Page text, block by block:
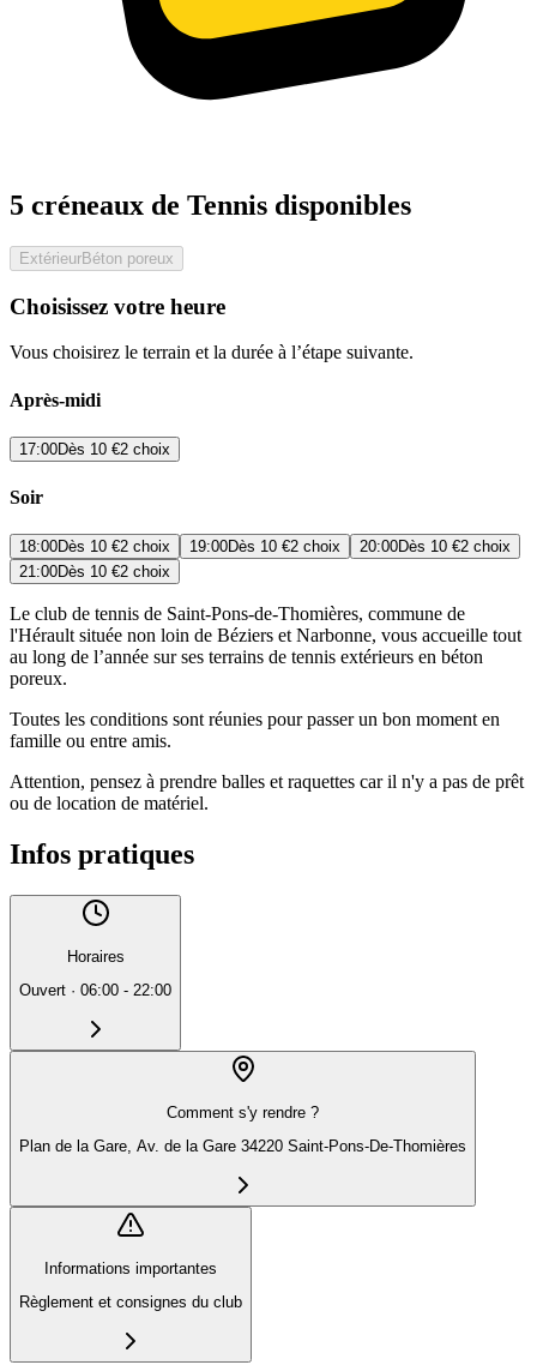
5 créneaux de Tennis disponibles
ExtérieurBéton poreux
Choisissez votre heure
Vous choisirez le terrain et la durée à l’étape suivante.
Après-midi
17:00Dès 10 €2 choix
Soir
18:00Dès 10 €2 choix 19:00Dès 10 €2 choix 20:00Dès 10 €2 choix
21:00Dès 10 €2 choix
Le club de tennis de Saint-Pons-de-Thomières, commune de
l'Hérault située non loin de Béziers et Narbonne, vous accueille tout
au long de l’année sur ses terrains de tennis extérieurs en béton
poreux.
Toutes les conditions sont réunies pour passer un bon moment en
famille ou entre amis.
Attention, pensez à prendre balles et raquettes car il n'y a pas de prêt
ou de location de matériel.
Infos pratiques
Horaires
Ouvert · 06:00 - 22:00
Comment s'y rendre ?
Plan de la Gare, Av. de la Gare 34220 Saint-Pons-De-Thomières
Informations importantes
Règlement et consignes du club